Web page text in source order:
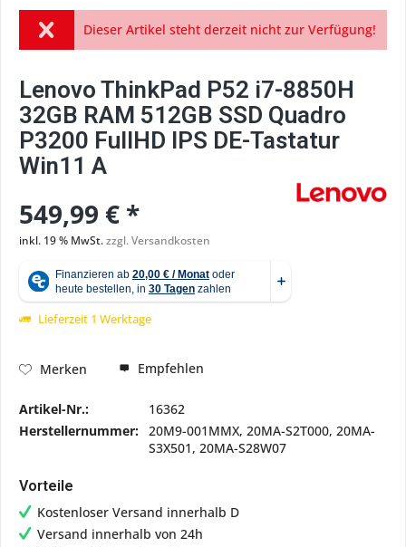
Dieser Artikel steht derzeit nicht zur Verfügung!
Lenovo ThinkPad P52 i7-8850H
32GB RAM 512GB SSD Quadro
P3200 FullHD IPS DE-Tastatur
Win11 A
549,99 € *
inkl. 19 % MwSt.zzgl. Versandkosten
Lieferzeit 1 Werktage
Merken Empfehlen
Artikel-Nr.:
16362
Herstellernummer: 20M9-001MMX, 20MA-S2T000, 20MA-
S3X501, 20MA-S28W07
Vorteile
Kostenloser Versand innerhalb D
Versand innerhalb von 24h